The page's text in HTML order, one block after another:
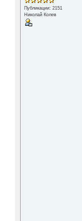
Публикации: 2151
Николай Колев